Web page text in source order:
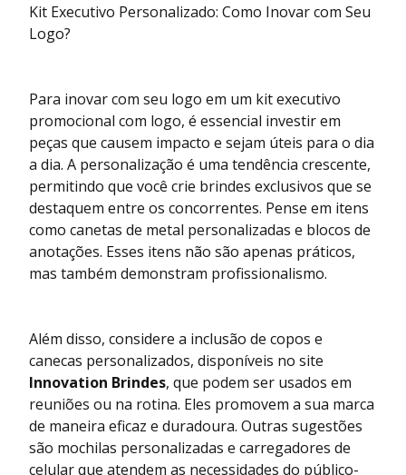
Kit Executivo Personalizado: Como Inovar com Seu
Logo?
Para inovar com seu logo em um kit executivo
promocional com logo, é essencial investir em
peças que causem impacto e sejam úteis para o dia
a dia. A personalização é uma tendência crescente,
permitindo que você crie brindes exclusivos que se
destaquem entre os concorrentes. Pense em itens
como canetas de metal personalizadas e blocos de
anotações. Esses itens não são apenas práticos,
mas também demonstram profissionalismo.
Além disso, considere a inclusão de copos e
canecas personalizados, disponíveis no site
Innovation Brindes, que podem ser usados em
reuniões ou na rotina. Eles promovem a sua marca
de maneira eficaz e duradoura. Outras sugestões
são mochilas personalizadas e carregadores de
celular que atendem as necessidades do público-